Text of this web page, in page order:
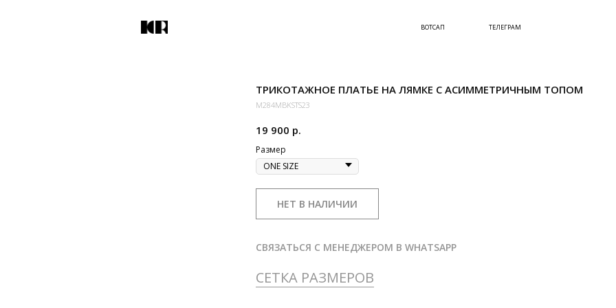
ВОТСАП ТЕЛЕГРАМ
ТРИКОТАЖНОЕ ПЛАТЬЕ НА ЛЯМКЕ С АСИММЕТРИЧНЫМ ТОПОМ
M284MBKSTS23
19 900 р.
Размер
НЕТ В НАЛИЧИИ
СВЯЗАТЬСЯ С МЕНЕДЖЕРОМ В WHATSAPP
СЕТКА РАЗМЕРОВ